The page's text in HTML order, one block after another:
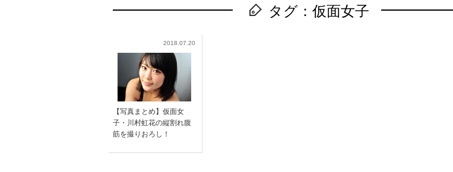
タグ：仮面女子
2018.07.20
【写真まとめ】仮面女
子・川村虹花の縦割れ腹
筋を撮りおろし！